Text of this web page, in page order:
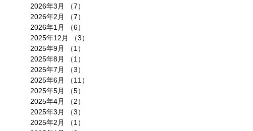
2026年3月
（7）
2026年2月
（7）
2026年1月
（6）
2025年12月
（3）
2025年9月
（1）
2025年8月
（1）
2025年7月
（3）
2025年6月
（11）
2025年5月
（5）
2025年4月
（2）
2025年3月
（3）
2025年2月
（1）